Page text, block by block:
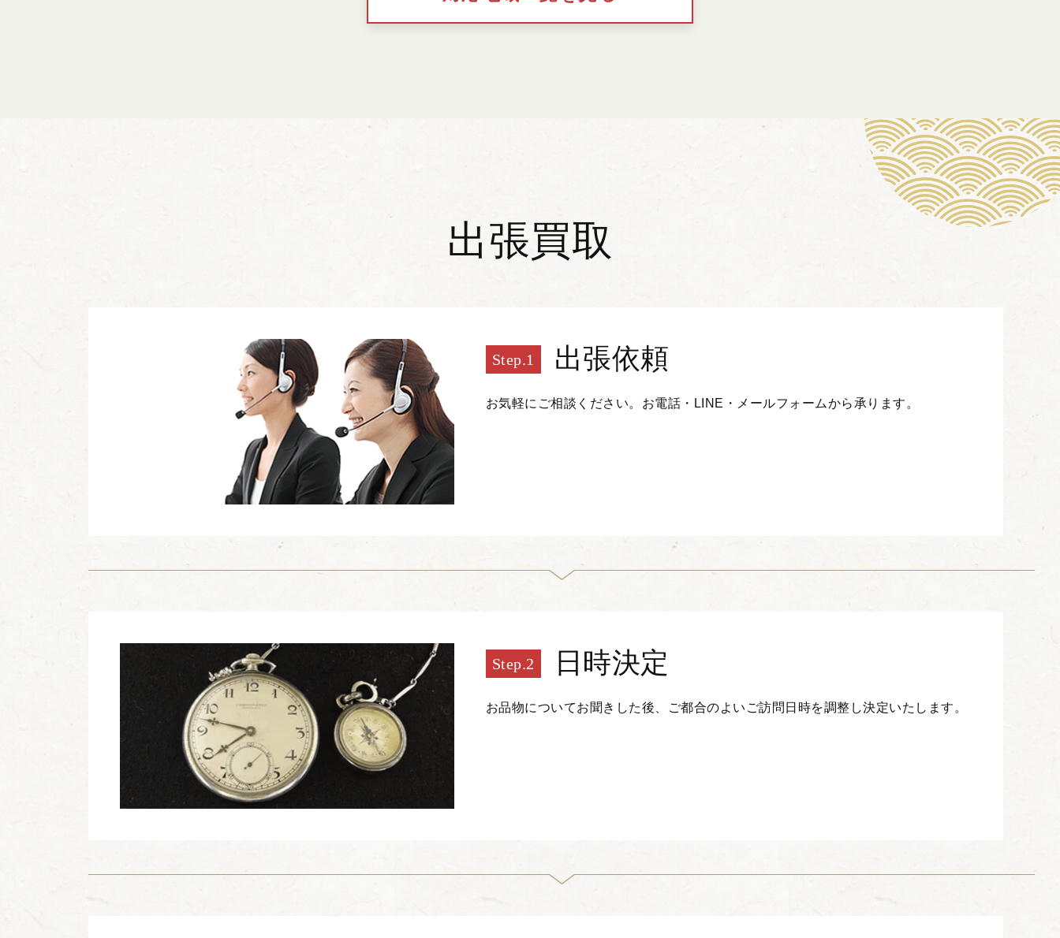
出張買取
出張依頼
お気軽にご相談ください。お電話・LINE・メールフォームから承ります。
日時決定
お品物についてお聞きした後、ご都合のよいご訪問日時を調整し決定いたします。